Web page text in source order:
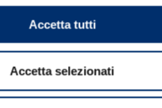
Accetta tutti
Accetta selezionati